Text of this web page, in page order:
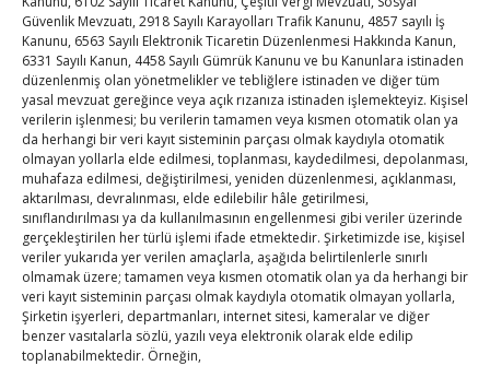
Güvenlik Mevzuatı, 2918 Sayılı Karayolları Trafik Kanunu, 4857 sayılı İş
Kanunu, 6563 Sayılı Elektronik Ticaretin Düzenlenmesi Hakkında Kanun,
6331 Sayılı Kanun, 4458 Sayılı Gümrük Kanunu ve bu Kanunlara istinaden
düzenlenmiş olan yönetmelikler ve tebliğlere istinaden ve diğer tüm
yasal mevzuat gereğince veya açık rızanıza istinaden işlemekteyiz. Kişisel
verilerin işlenmesi; bu verilerin tamamen veya kısmen otomatik olan ya
da herhangi bir veri kayıt sisteminin parçası olmak kaydıyla otomatik
olmayan yollarla elde edilmesi, toplanması, kaydedilmesi, depolanması,
muhafaza edilmesi, değiştirilmesi, yeniden düzenlenmesi, açıklanması,
aktarılması, devralınması, elde edilebilir hâle getirilmesi,
sınıflandırılması ya da kullanılmasının engellenmesi gibi veriler üzerinde
gerçekleştirilen her türlü işlemi ifade etmektedir. Şirketimizde ise, kişisel
veriler yukarıda yer verilen amaçlarla, aşağıda belirtilenlerle sınırlı
olmamak üzere; tamamen veya kısmen otomatik olan ya da herhangi bir
veri kayıt sisteminin parçası olmak kaydıyla otomatik olmayan yollarla,
Şirketin işyerleri, departmanları, internet sitesi, kameralar ve diğer
benzer vasıtalarla sözlü, yazılı veya elektronik olarak elde edilip
toplanabilmektedir. Örneğin,
Kahramanmaraş Ticaret ve Sanayi Odası’nın yeni
binası hizmete açıldı
ByTUTSOon Ağu 5, 2026
Diren ailesine taziye ziyareti
ByTUTSOon Ağu 4, 2026
Hisarcıklıoğlu, Ardahan Üniversitesi Rektörü Prof. Dr.
Emiroğlu’nu kabul etti
ByTUTSOon Ağu 4, 2026